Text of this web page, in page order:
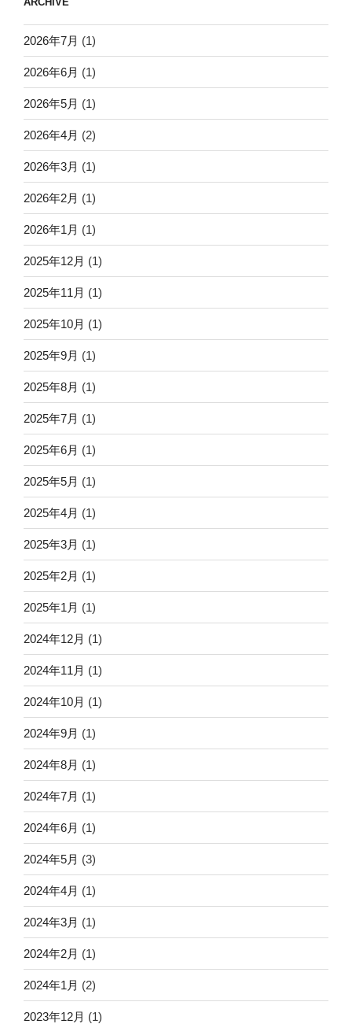
2026年7月 (1)
2026年6月 (1)
2026年5月 (1)
2026年4月 (2)
2026年3月 (1)
2026年2月 (1)
2026年1月 (1)
2025年12月 (1)
2025年11月 (1)
2025年10月 (1)
2025年9月 (1)
2025年8月 (1)
2025年7月 (1)
2025年6月 (1)
2025年5月 (1)
2025年4月 (1)
2025年3月 (1)
2025年2月 (1)
2025年1月 (1)
2024年12月 (1)
2024年11月 (1)
2024年10月 (1)
2024年9月 (1)
2024年8月 (1)
2024年7月 (1)
2024年6月 (1)
2024年5月 (3)
2024年4月 (1)
2024年3月 (1)
2024年2月 (1)
2024年1月 (2)
2023年12月 (1)